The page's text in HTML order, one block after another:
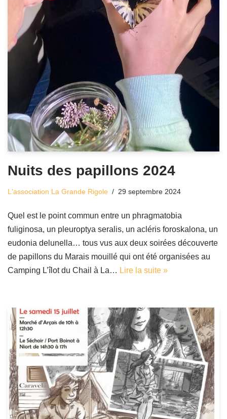
Nuits des papillons 2024
L'association La Grande Rigole 29 septembre 2024
Quel est le point commun entre un phragmatobia
fuliginosa, un pleuroptya seralis, un acléris foroskalona, un
eudonia delunella… tous vus aux deux soirées découverte
de papillons du Marais mouillé qui ont été organisées au
Camping L’îlot du Chail à La… Lire la suite »